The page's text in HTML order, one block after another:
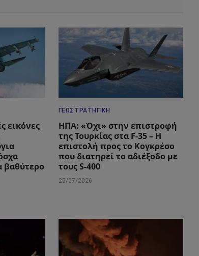
εικόνες
βαθύτερο
ΓΕΩΣΤΡΑΤΗΓΙΚΉ
ΗΠΑ: «Όχι» στην επιστροφή
της Τουρκίας στα F-35 – Η
επιστολή προς το Κογκρέσο
που διατηρεί το αδιέξοδο με
τους S-400
25/07/2026